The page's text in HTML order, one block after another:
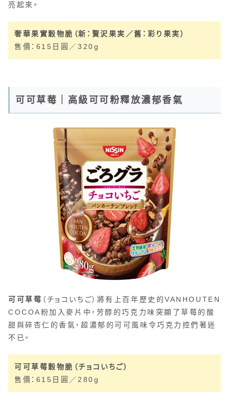
亮起來。
奢華果實穀物脆（新：贅沢果実／舊：彩り果実）
售價：615日圓／320g
可可草莓｜高級可可粉釋放濃郁香氣
可可草莓 （チョコいちご）將有上百年歷史的VANHOUTEN
COCOA粉加入麥片中，芳醇的巧克力味突顯了草莓的酸
甜與碎杏仁的香氣，超濃郁的可可風味令巧克力控們著迷
不已。
可可草莓穀物脆（チョコいちご）
售價：615日圓／280g